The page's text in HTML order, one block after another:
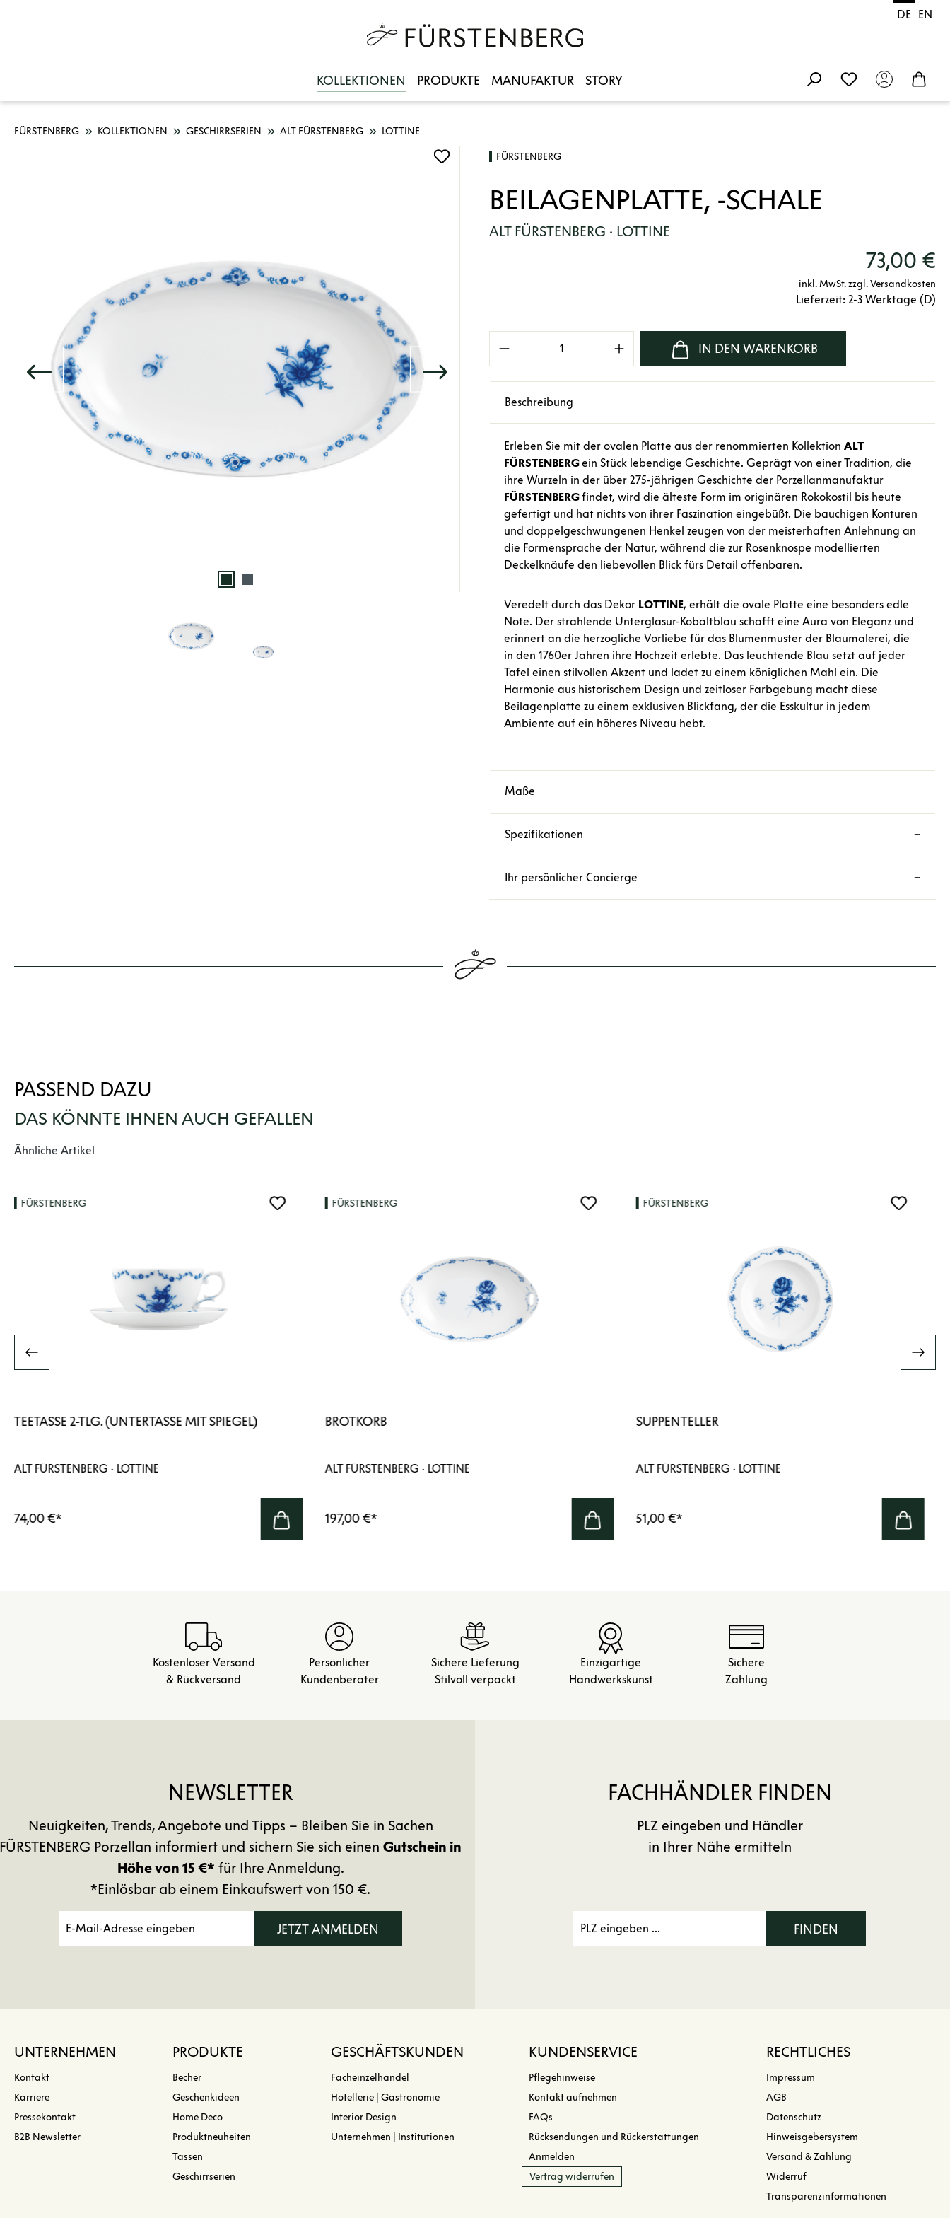
DE EN
KOLLEKTIONEN PRODUKTE MANUFAKTUR STORY
FÜRSTENBERG KOLLEKTIONEN GESCHIRRSERIEN ALT FÜRSTENBERG LOTTINE
FÜRSTENBERG
BEILAGENPLATTE, -SCHALE
ALT FÜRSTENBERG · LOTTINE
73,00 €
inkl. MwSt. zzgl. Versandkosten
Lieferzeit: 2-3 Werktage (D)
Produkt Anzahl: Gib den gewünschten Wert ein oder
IN DEN WARENKORB
Beschreibung
Erleben Sie mit der ovalen Platte aus der renommierten Kollektion ALT
FÜRSTENBERGein Stück lebendige Geschichte. Geprägt von einer Tradition, die
ihre Wurzeln in der über 275-jährigen Geschichte der Porzellanmanufaktur
FÜRSTENBERGfindet, wird die älteste Form im originären Rokokostil bis heute
gefertigt und hat nichts von ihrer Faszination eingebüßt. Die bauchigen Konturen
und doppelgeschwungenen Henkel zeugen von der meisterhaften Anlehnung an
die Formensprache der Natur, während die zur Rosenknospe modellierten
Deckelknäufe den liebevollen Blick fürs Detail offenbaren.
Veredelt durch das Dekor LOTTINE, erhält die ovale Platte eine besonders edle
Note. Der strahlende Unterglasur-Kobaltblau schafft eine Aura von Eleganz und
erinnert an die herzogliche Vorliebe für das Blumenmuster der Blaumalerei, die
in den 1760er Jahren ihre Hochzeit erlebte. Das leuchtende Blau setzt auf jeder
Tafel einen stilvollen Akzent und ladet zu einem königlichen Mahl ein. Die
Harmonie aus historischem Design und zeitloser Farbgebung macht diese
Beilagenplatte zu einem exklusiven Blickfang, der die Esskultur in jedem
Ambiente auf ein höheres Niveau hebt.
Maße
Spezifikationen
Ihr persönlicher Concierge
PASSEND DAZU
DAS KÖNNTE IHNEN AUCH GEFALLEN
Produktgalerie überspringen
Ähnliche Artikel
FÜRSTENBERG
TEETASSE 2-TLG. (UNTERTASSE MIT SPIEGEL)
ALT FÜRSTENBERG · LOTTINE
74,00 €*
FÜRSTENBERG
BROTKORB
ALT FÜRSTENBERG · LOTTINE
197,00 €*
FÜRSTENBERG
SUPPENTELLER
ALT FÜRSTENBERG · LOTTINE
51,00 €*
Kostenloser Versand
& Rückversand
Persönlicher
Kundenberater
Sichere Lieferung
Stilvoll verpackt
Einzigartige
Handwerkskunst
Sichere
Zahlung
NEWSLETTER
Neuigkeiten, Trends, Angebote und Tipps – Bleiben Sie in Sachen
FÜRSTENBERG Porzellan informiert und sichern Sie sich einen Gutschein in
Höhe von 15 €* für Ihre Anmeldung.
*Einlösbar ab einem Einkaufswert von 150 €.
JETZT ANMELDEN
FACHHÄNDLER FINDEN
PLZ eingeben und Händler
in Ihrer Nähe ermitteln
FINDEN
UNTERNEHMEN
Kontakt
Karriere
Pressekontakt
B2B Newsletter
PRODUKTE
Becher
Geschenkideen
Home Deco
Produktneuheiten
Tassen
Geschirrserien
GESCHÄFTSKUNDEN
Facheinzelhandel
Hotellerie | Gastronomie
Interior Design
Unternehmen | Institutionen
KUNDENSERVICE
Pflegehinweise
Kontakt aufnehmen
FAQs
Rücksendungen und Rückerstattungen
Anmelden
Vertrag widerrufen
RECHTLICHES
Impressum
AGB
Datenschutz
Hinweisgebersystem
Versand & Zahlung
Widerruf
Transparenzinformationen